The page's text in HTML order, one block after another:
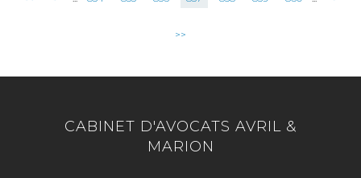
>>
CABINET D'AVOCATS AVRIL &
MARION